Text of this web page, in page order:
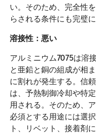
い。そのため、完全性
らされる条件にも完璧
溶接性：悪い
アルミニウム7075は溶
と亜鉛と銅の組成が相
に割れが発生する。信
は、予熱制御冷却や特
用される。そのため、
必須とする用途には選
ト、リベット、接着剤